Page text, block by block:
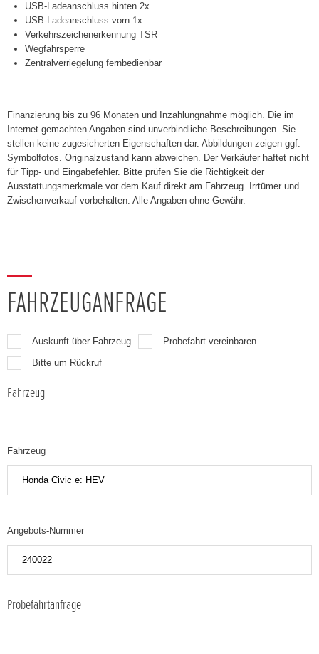
USB-Ladeanschluss hinten 2x
USB-Ladeanschluss vorn 1x
Verkehrszeichenerkennung TSR
Wegfahrsperre
Zentralverriegelung fernbedienbar
Finanzierung bis zu 96 Monaten und Inzahlungnahme möglich. Die im
Internet gemachten Angaben sind unverbindliche Beschreibungen. Sie
stellen keine zugesicherten Eigenschaften dar. Abbildungen zeigen ggf.
Symbolfotos. Originalzustand kann abweichen. Der Verkäufer haftet nicht
für Tipp- und Eingabefehler. Bitte prüfen Sie die Richtigkeit der
Ausstattungsmerkmale vor dem Kauf direkt am Fahrzeug. Irrtümer und
Zwischenverkauf vorbehalten. Alle Angaben ohne Gewähr.
FAHRZEUGANFRAGE
Auskunft über Fahrzeug
Probefahrt vereinbaren
Bitte um Rückruf
Fahrzeug
Fahrzeug
Angebots-Nummer
Probefahrtanfrage